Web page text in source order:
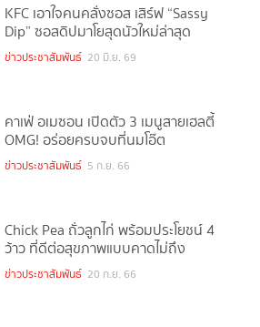
KFC เอาใจคนคลั่งซอส เสิร์ฟ “Sassy
Dip” ซอสดิปมาโยสุดนัวใหม่ล่าสุด
ข่าวประชาสัมพันธ์ 20 มิ.ย. 69
คาเฟ่ อเมซอน เปิดตัว 3 เมนูสายเฮลตี้
OMG! อร่อยครบจบที่นมโอ๊ต
ข่าวประชาสัมพันธ์ 5 ก.ย. 66
Chick Pea ถั่วลูกไก่ พร้อมประโยชน์ 4
ว้าว ที่ดีต่อสุขภาพแบบคาดไม่ถึง
ข่าวประชาสัมพันธ์ 20 ก.ย. 66